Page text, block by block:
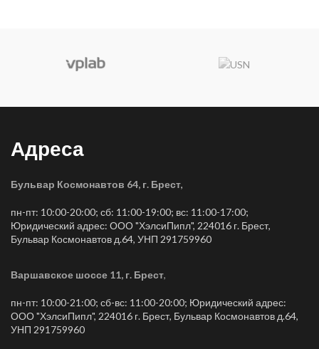
Адреса
Бульвар Космонавтов 64, г. Брест,
пн-пт: 10:00-20:00; сб: 11:00-19:00; вс: 11:00-17:00;
Юридический адрес: ООО "ХэлсиПипл", 224016 г. Брест,
Бульвар Космонавтов д.64, УНП 291759960
Варшавское шоссе 11, г. Брест,
пн-пт: 10:00-21:00; сб-вс: 11:00-20:00; Юридический адрес:
ООО "ХэлсиПипл", 224016 г. Брест, Бульвар Космонавтов д.64,
УНП 291759960